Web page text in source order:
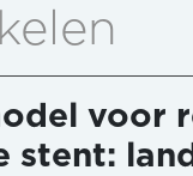
voor
stent: